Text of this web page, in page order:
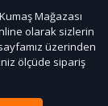
Mağazası
olarak sizlerin
üzerinden
ölçüde sipariş